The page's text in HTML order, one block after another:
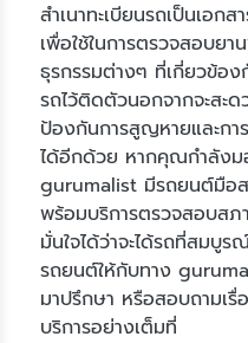
สำเนาทะเบียนรถเป็นเอก
เพื่อใช้ในการตรวจสอบยา
ธุรกรรมต่างๆ ที่เกี่ยวข้อง
รถไว้ติดตัวนอกจากจะสะ
ป้องกันการสูญหายและกา
ได้อีกด้วย หากคุณกำลัง
gurumalist มีรถยนต์มือ
พร้อมบริการตรวจสอบส
มั่นใจได้ว่าจะได้รถที่สมบู
รถยนต์ให้กับทาง
มาปรึกษา หรือสอบถามเรื่
บริการอย่างเต็มที่